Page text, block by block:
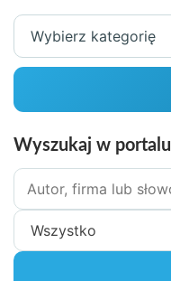
Wybierz
kategorię
Wyszukaj w portalu
Szukane
hasło
Zakres
wyszukiwania